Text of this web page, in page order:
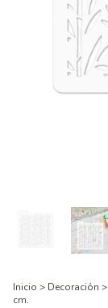
Inicio > Decoración >
cm.